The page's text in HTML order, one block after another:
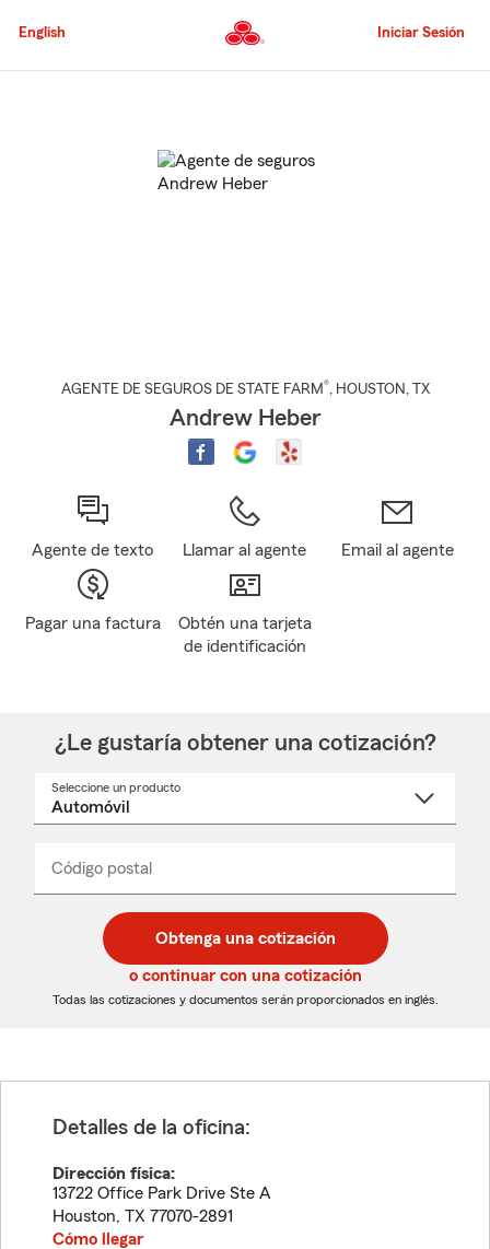
al
principal
English Iniciar Sesión
AGENTE DE SEGUROS DE STATE FARM®, HOUSTON , TX
Andrew Heber
Agente de texto Llamar al agente Email al agente
Pagar una factura
Obtén una tarjeta
de identificación
¿Le gustaría obtener una cotización?
Seleccione un producto
desplegable
Código postal
de
5
dígitos
de
5
dígitos
_____
Obtenga una cotización
o continuar con una cotización
Todas las cotizaciones y documentos serán proporcionados en inglés.
Detalles de la oficina:
Dirección física:
13722 Office Park Drive Ste A
Houston, TX 77070-2891
Cómo llegar